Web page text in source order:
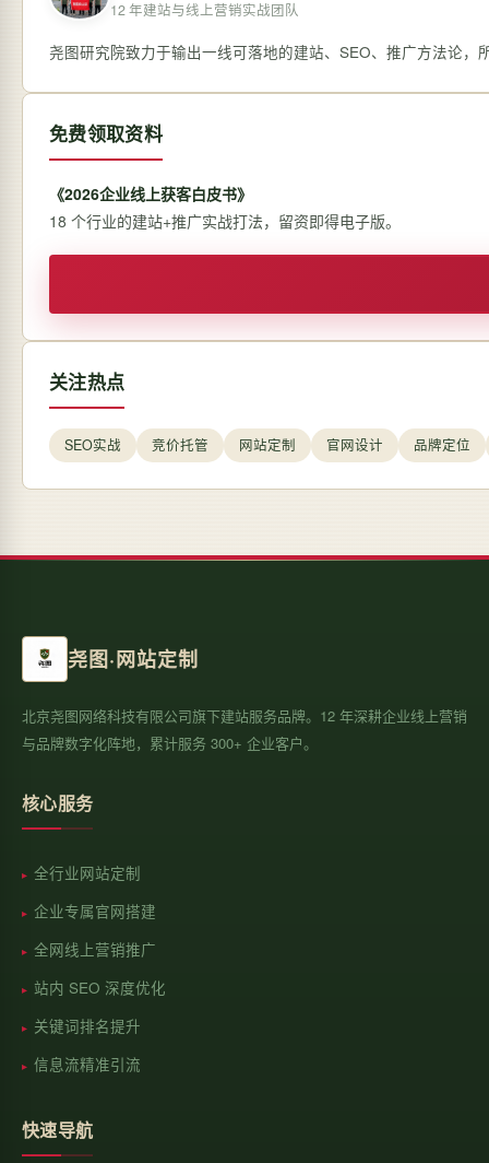
12 年建站与线上营销实战团队
尧图研究院致力于输出一线可落地的建站、SEO、推广方法论，
免费领取资料
《2026企业线上获客白皮书》
18 个行业的建站+推广实战打法，留资即得电子版。
关注热点
SEO实战 竞价托管 网站定制 官网设计 品牌定位
尧图·网站定制
北京尧图网络科技有限公司旗下建站服务品牌。12 年深耕企业线上营销
与品牌数字化阵地，累计服务 300+ 企业客户。
核心服务
全行业网站定制
企业专属官网搭建
全网线上营销推广
站内 SEO 深度优化
关键词排名提升
信息流精准引流
快速导航